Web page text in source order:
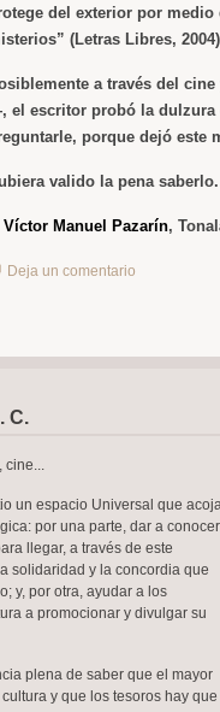
del exterior por
(Letras Libres,
a través del
el escritor probó la dulzura
porque dejó este
valido la pena saberlo.
Manuel Pazarín,
Deja un comentario
C.
cine...
un espacio Universal que
por una parte, dar a conocer
llegar, a través de este
solidaridad y la concordia que
y, por otra, ayudar a los
a promocionar y divulgar su
plena de saber que el mayor
y que los tesoros hay que